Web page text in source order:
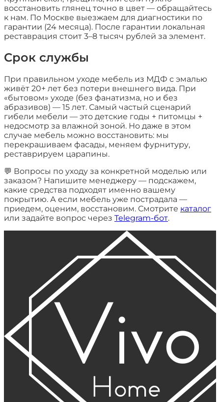
восстановить глянец точно в цвет — обращайтесь
к нам. По Москве выезжаем для диагностики по
гарантии (24 месяца). После гарантии локальная
реставрация стоит 3–8 тысяч рублей за элемент.
Срок службы
При правильном уходе мебель из МДФ с эмалью
живёт 20+ лет без потери внешнего вида. При
«бытовом» уходе (без фанатизма, но и без
абразивов) — 15 лет. Самый частый сценарий
гибели мебели — это детские годы + питомцы +
недосмотр за влажной зоной. Но даже в этом
случае мебель можно восстановить: мы
перекрашиваем фасады, меняем фурнитуру,
реставрируем царапины.
💬 Вопросы по уходу за конкретной моделью или
заказом? Напишите менеджеру — подскажем,
какие средства подходят именно вашему
покрытию. А если мебель уже пострадала —
приедем, оценим, восстановим. Смотрите каталог
или задайте вопрос через Telegram-бот.